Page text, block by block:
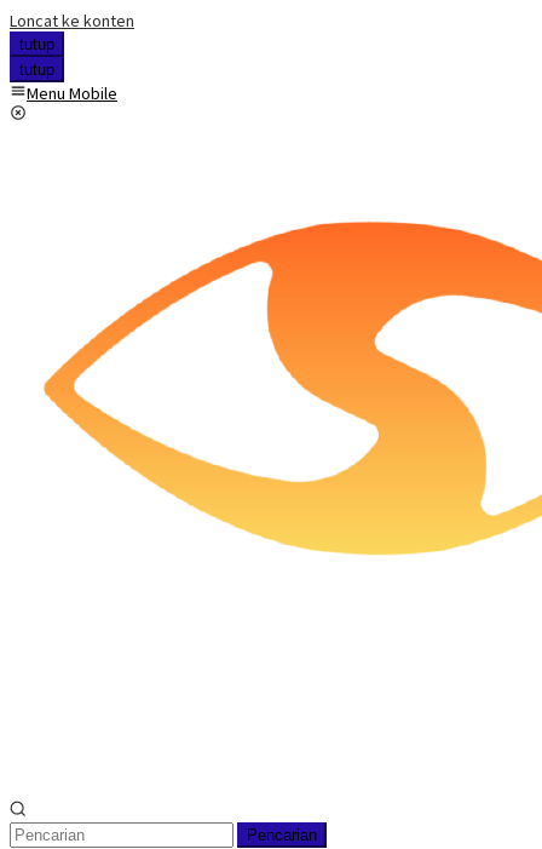
Loncat ke konten
tutup
tutup
Menu Mobile
Pencarian